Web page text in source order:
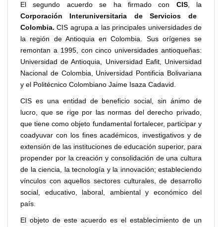
El segundo acuerdo se ha firmado con CIS, la
Corporación Interuniversitaria de Servicios de
Colombia. CIS agrupa a las principales universidades de
la región de Antioquia en Colombia. Sus orígenes se
remontan a 1995, con cinco universidades antioqueñas:
Universidad de Antioquia, Universidad Eafit, Universidad
Nacional de Colombia, Universidad Pontificia Bolivariana
y el Politécnico Colombiano Jaime Isaza Cadavid.
CIS es una entidad de beneficio social, sin ánimo de
lucro, que se rige por las normas del derecho privado,
que tiene como objeto fundamental fortalecer, participar y
coadyuvar con los fines académicos, investigativos y de
extensión de las instituciones de educación superior, para
propender por la creación y consolidación de una cultura
de la ciencia, la tecnología y la innovación; estableciendo
vínculos con aquellos sectores culturales, de desarrollo
social, educativo, laboral, ambiental y económico del
país.
El objeto de este acuerdo es el establecimiento de un